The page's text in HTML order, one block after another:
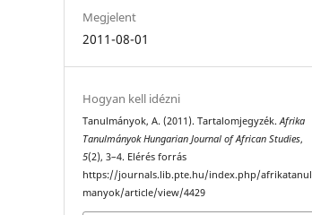
Megjelent
2011-08-01
Hogyan kell idézni
Tanulmányok, A. (2011). Tartalomjegyzék.Afrika
Tanulmányok Hungarian Journal of African Studies,
5(2), 3–4. Elérés forrás
https://journals.lib.pte.hu/index.php/afrikatanul
manyok/article/view/4429